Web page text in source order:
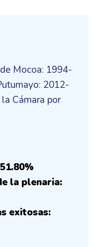
Mocoa: 1994-
2012-
Cámara por
la plenaria:
exitosas: